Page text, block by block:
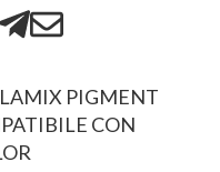
PIGMENT
CON